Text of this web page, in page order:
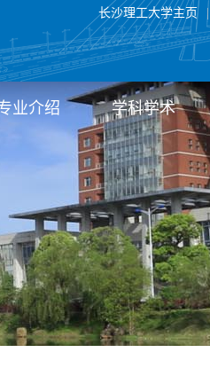
长沙理工大学主页
业介绍 学科学术